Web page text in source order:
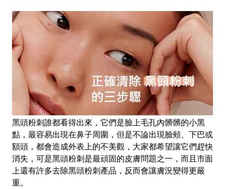
黑頭粉刺誰都看得出來，它們是臉上毛孔內髒髒的小黑
點，最容易出現在鼻子周圍，但是不論出現臉頰、下巴或
額頭，都會造成外表上的不美觀，大家都希望讓它們趕快
消失，可是黑頭粉刺是最頑固的皮膚問題之一，而且市面
上還有許多去除黑頭粉刺產品，反而會讓膚況變得更嚴
重。